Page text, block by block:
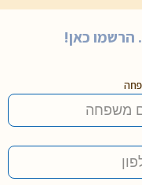
הרשמו כאן!